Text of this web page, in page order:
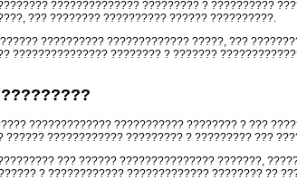
?????????????? ????????? ? ??????????
??? ???????? ?????????? ?????? ??????????.
?????????? ????????????? ?????, ???
??????????????? ???????? ? ???????
????????????? ??????????? ???????? ? ???
???????????? ????????? ? ????????? ???
??? ?????? ??????????????? ???????,
? ???????????? ????????????? ???????? ??